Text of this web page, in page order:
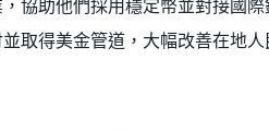
協助他們採用穩定幣並對接國際
取得美金管道，大幅改善在地人